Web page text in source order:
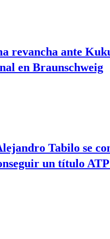
revancha ante
en Braunschweig
Tabilo se
un título ATP